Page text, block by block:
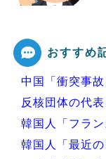
おすすめ
中国「衝突事
反核団体の代
韓国人「フラ
韓国人「最近